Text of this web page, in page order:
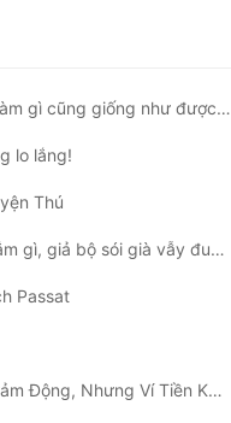
giống như được thần trợ giúp!
lo lắng!
Thú
bộ sói già vẫy đuôi làm chi!
Passat
Nhưng Ví Tiền Không Dám Động